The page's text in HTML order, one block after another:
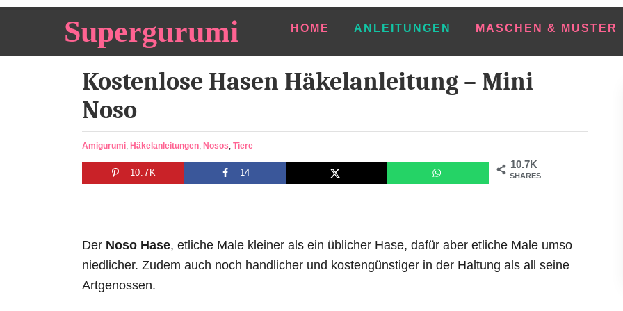
i
HOME ANLEITUNGEN MASCHEN & MUSTER
Supergurumi
Kostenlose Hasen Häkelanleitung – Mini
Noso
C
a
i
e
Amigurumi, Häkelanleitungen, Nosos, Tiere
10.7K
SHARES
10.7K 14
Der Noso Hase, etliche Male kleiner als ein üblicher Hase, dafür aber etliche Male umso
niedlicher. Zudem auch noch handlicher und kostengünstiger in der Haltung als all seine
Artgenossen.